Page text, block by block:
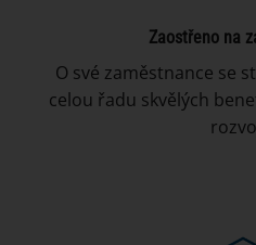
Zaostřeno na
O své zaměstnance se
celou řadu skvělých